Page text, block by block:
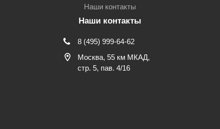
Наши контакты
Наши контакты
8 (495) 999-64-62
Москва, 55 км МКАД,
стр. 5, пав. 4/16